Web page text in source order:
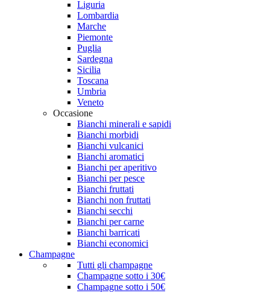
Liguria
Lombardia
Marche
Piemonte
Puglia
Sardegna
Sicilia
Toscana
Umbria
Veneto
Occasione
Bianchi minerali e sapidi
Bianchi morbidi
Bianchi vulcanici
Bianchi aromatici
Bianchi per aperitivo
Bianchi per pesce
Bianchi fruttati
Bianchi non fruttati
Bianchi secchi
Bianchi per carne
Bianchi barricati
Bianchi economici
Champagne
Tutti gli champagne
Champagne sotto i 30€
Champagne sotto i 50€